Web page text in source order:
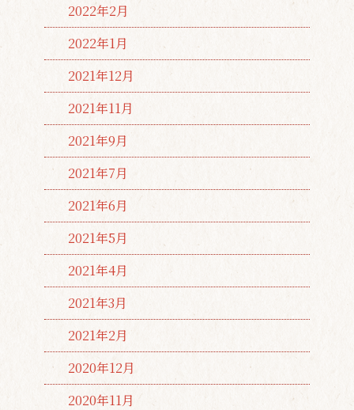
2022年2月
2022年1月
2021年12月
2021年11月
2021年9月
2021年7月
2021年6月
2021年5月
2021年4月
2021年3月
2021年2月
2020年12月
2020年11月